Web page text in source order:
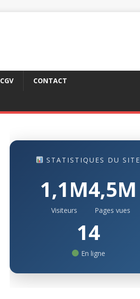
CGV CONTACT
STATISTIQUES DU SITE
1,1M
Visiteurs
4,5M
Pages vues
14
En ligne